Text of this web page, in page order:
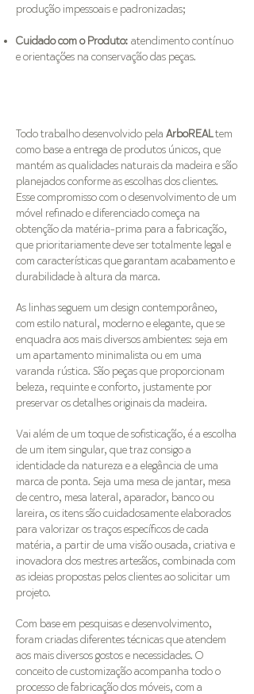
produção impessoais e padronizadas;
Cuidado com o Produto: atendimento contínuo
e orientações na conservação das peças.
Todo trabalho desenvolvido pela ArboREALtem
como base a entrega de produtos únicos, que
mantém as qualidades naturais da madeira e são
planejados conforme as escolhas dos clientes.
Esse compromisso com o desenvolvimento de um
móvel refinado e diferenciado começa na
obtenção da matéria-prima para a fabricação,
que prioritariamente deve ser totalmente legal e
com características que garantam acabamento e
durabilidade à altura da marca.
As linhas seguem um design contemporâneo,
com estilo natural, moderno e elegante, que se
enquadra aos mais diversos ambientes: seja em
um apartamento minimalista ou em uma
varanda rústica. São peças que proporcionam
beleza, requinte e conforto, justamente por
preservar os detalhes originais da madeira.
Vai além de um toque de sofisticação, é a escolha
de um item singular, que traz consigo a
identidade da natureza e a elegância de uma
marca de ponta. Seja uma mesa de jantar, mesa
de centro, mesa lateral, aparador, banco ou
lareira, os itens são cuidadosamente elaborados
para valorizar os traços específicos de cada
matéria, a partir de uma visão ousada, criativa e
inovadora dos mestres artesãos, combinada com
as ideias propostas pelos clientes ao solicitar um
projeto.
Com base em pesquisas e desenvolvimento,
foram criadas diferentes técnicas que atendem
aos mais diversos gostos e necessidades. O
conceito de customização acompanha todo o
processo de fabricação dos móveis, com a